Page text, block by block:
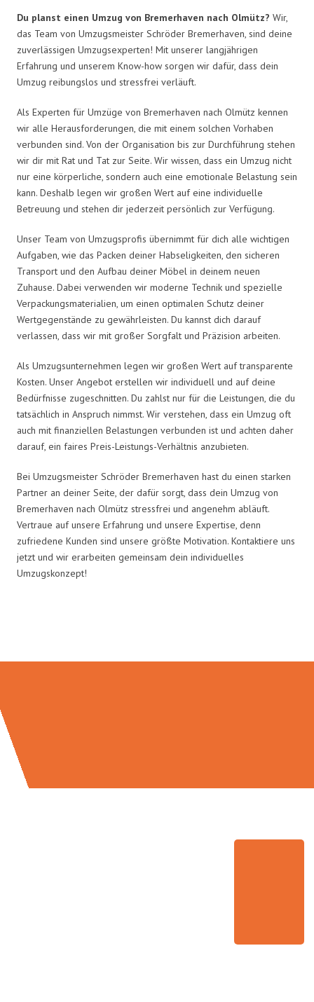
Du planst einen Umzug von Bremerhaven nach Olmütz? Wir,
das Team von Umzugsmeister Schröder Bremerhaven, sind deine
zuverlässigen Umzugsexperten! Mit unserer langjährigen
Erfahrung und unserem Know-how sorgen wir dafür, dass dein
Umzug reibungslos und stressfrei verläuft.
Als Experten für Umzüge von Bremerhaven nach Olmütz kennen
wir alle Herausforderungen, die mit einem solchen Vorhaben
verbunden sind. Von der Organisation bis zur Durchführung stehen
wir dir mit Rat und Tat zur Seite. Wir wissen, dass ein Umzug nicht
nur eine körperliche, sondern auch eine emotionale Belastung sein
kann. Deshalb legen wir großen Wert auf eine individuelle
Betreuung und stehen dir jederzeit persönlich zur Verfügung.
Unser Team von Umzugsprofis übernimmt für dich alle wichtigen
Aufgaben, wie das Packen deiner Habseligkeiten, den sicheren
Transport und den Aufbau deiner Möbel in deinem neuen
Zuhause. Dabei verwenden wir moderne Technik und spezielle
Verpackungsmaterialien, um einen optimalen Schutz deiner
Wertgegenstände zu gewährleisten. Du kannst dich darauf
verlassen, dass wir mit großer Sorgfalt und Präzision arbeiten.
Als Umzugsunternehmen legen wir großen Wert auf transparente
Kosten. Unser Angebot erstellen wir individuell und auf deine
Bedürfnisse zugeschnitten. Du zahlst nur für die Leistungen, die du
tatsächlich in Anspruch nimmst. Wir verstehen, dass ein Umzug oft
auch mit finanziellen Belastungen verbunden ist und achten daher
darauf, ein faires Preis-Leistungs-Verhältnis anzubieten.
Bei Umzugsmeister Schröder Bremerhaven hast du einen starken
Partner an deiner Seite, der dafür sorgt, dass dein Umzug von
Bremerhaven nach Olmütz stressfrei und angenehm abläuft.
Vertraue auf unsere Erfahrung und unsere Expertise, denn
zufriedene Kunden sind unsere größte Motivation. Kontaktiere uns
jetzt und wir erarbeiten gemeinsam dein individuelles
Umzugskonzept!